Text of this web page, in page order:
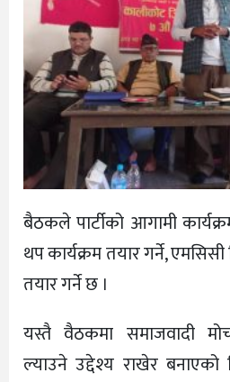
बैठकले पार्टीको आगामी
थप कार्यक्रम तयार गर्ने,
तयार गर्ने छ ।
यस्तै वैठकमा समाजवादी
ल्याउने उद्देश्य राखेर बनाएको